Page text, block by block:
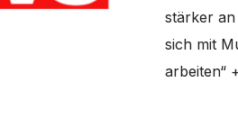
stärker
sich mit
arbeiten“